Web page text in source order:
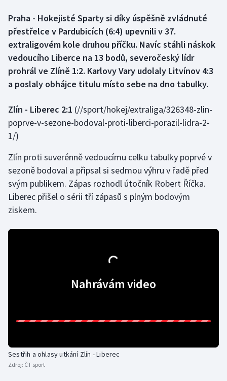
Box
Curling
Dostihy
Florbal
Futsal
Golf
Gymnastika
Házená
Jezdectví
Lyže a snowboard
Moderní pětiboj
Praha - Hokejisté Sparty si díky úspěšně zvládnuté
přestřelce v Pardubicích (6:4) upevnili v 37.
extraligovém kole druhou příčku. Navíc stáhli náskok
vedoucího Liberce na 13 bodů, severočeský lídr
prohrál ve Zlíně 1:2. Karlovy Vary udolaly Litvínov 4:3
a poslaly obhájce titulu místo sebe na dno tabulky.
Zlín - Liberec 2:1 (//sport/hokej/extraliga/326348-zlin-
poprve-v-sezone-bodoval-proti-liberci-porazil-lidra-2-
1/)
Zlín proti suverénně vedoucímu celku tabulky poprvé v
sezoně bodoval a připsal si sedmou výhru v řadě před
svým publikem. Zápas rozhodl útočník Robert Říčka.
Liberec přišel o sérii tří zápasů s plným bodovým
ziskem.
Nahrávám video
Sestřih a ohlasy utkání Zlín - Liberec
Zdroj: ČT sport